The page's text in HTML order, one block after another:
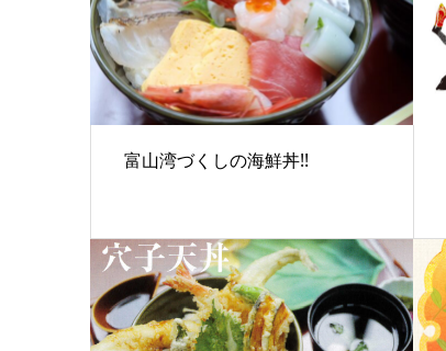
富山湾づくしの海鮮丼!!